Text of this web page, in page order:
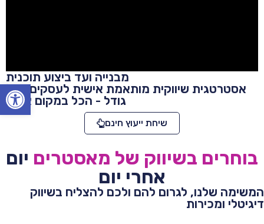
Open toolbar
מבנייה ועד ביצוע תוכנית
אסטרטגית שיווקית מותאמת אישית לעסקים בכל
גודל - הכל במקום אחד!
שיחת ייעוץ חינם
בוחרים בשיווק של מאסטרים יום
אחרי יום
המשימה שלנו, לגרום להם ולכם להצליח בשיווק
דיגיטלי ומכירות